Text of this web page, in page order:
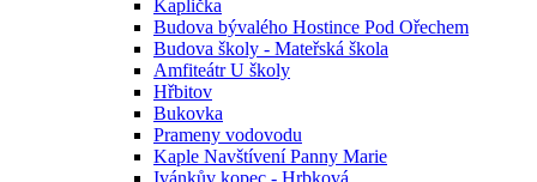
Kaplička
Budova bývalého Hostince Pod Ořechem
Budova školy - Mateřská škola
Amfiteátr U školy
Hřbitov
Bukovka
Prameny vodovodu
Kaple Navštívení Panny Marie
Ivánkův kopec - Hrbková